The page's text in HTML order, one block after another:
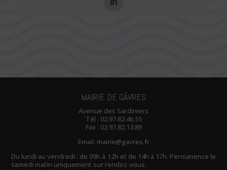
MAIRIE DE GÂVRES
Avenue des Sardiniers
Tél : 02.97.82.46.55
Fax : 02.97.82.13.89
Email: mairie@gavres.fr
Du lundi au vendredi : de 09h à 12h et de 14h à 17h. Permanence le
samedi matin uniquement sur rendez-vous.